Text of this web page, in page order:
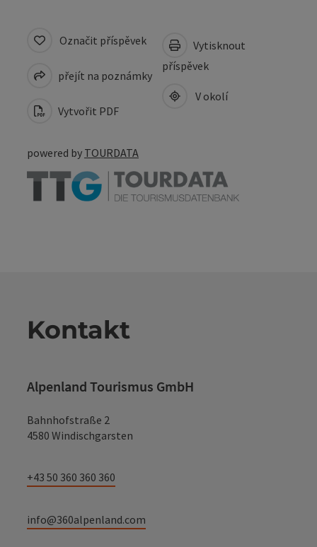
Označit příspěvek
přejít na poznámky
Vytvořit PDF
Vytisknout
příspěvek
V okolí
powered by TOURDATA
Kontakt
Alpenland Tourismus GmbH
Bahnhofstraße 2
4580 Windischgarsten
+43 50 360 360 360
info@360alpenland.com